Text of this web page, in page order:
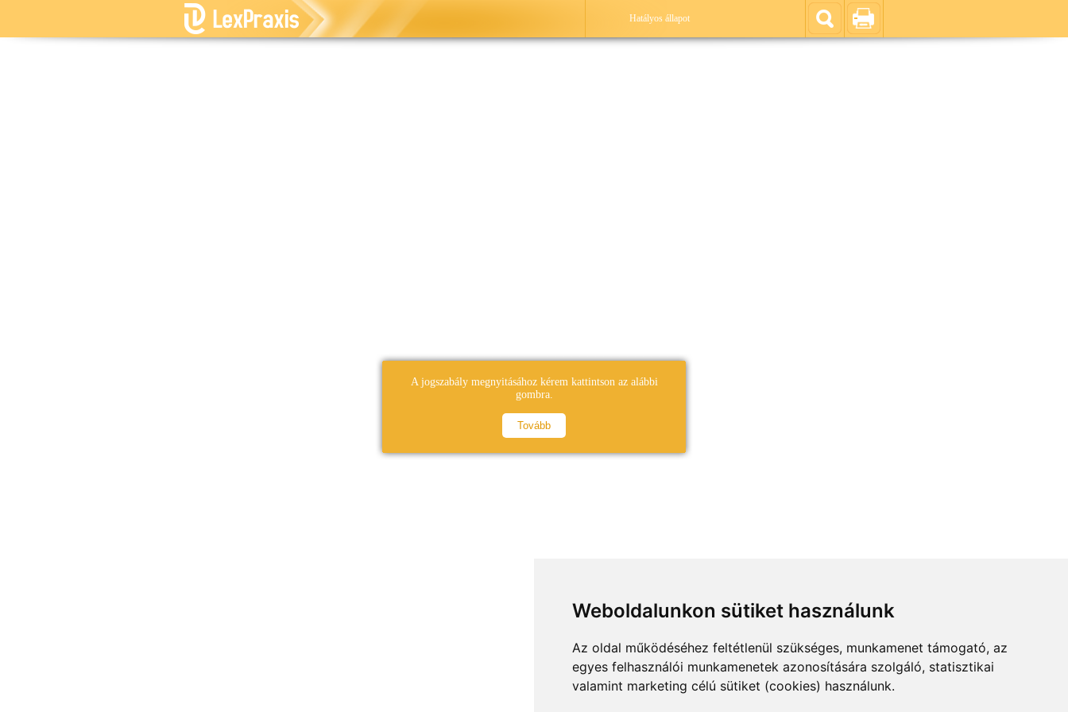
Weboldalunkon sütiket használunk
Az oldal működéséhez feltétlenül szükséges, munkamenet támogató, az
egyes felhasználói munkamenetek azonosítására szolgáló, statisztikai
valamint marketing célú sütiket (cookies) használunk.
Hatályos állapot
A jogszabály megnyitásához kérem kattintson az alábbi
gombra.
Tovább